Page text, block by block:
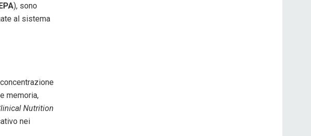
), sono
al sistema
memoria,
Nutrition
nei